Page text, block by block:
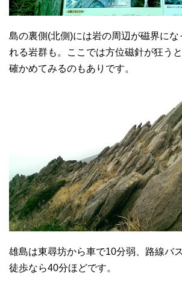
島の裏側(北側)には岩の周辺が磁界に
れる岩群も。ここでは方位磁針が狂う
確かめてみるのもありです。
雄島は東尋坊から車で10分弱、路線バ
徒歩なら40分ほどです。